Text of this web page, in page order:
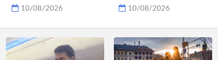
10/08/2026 10/08/2026